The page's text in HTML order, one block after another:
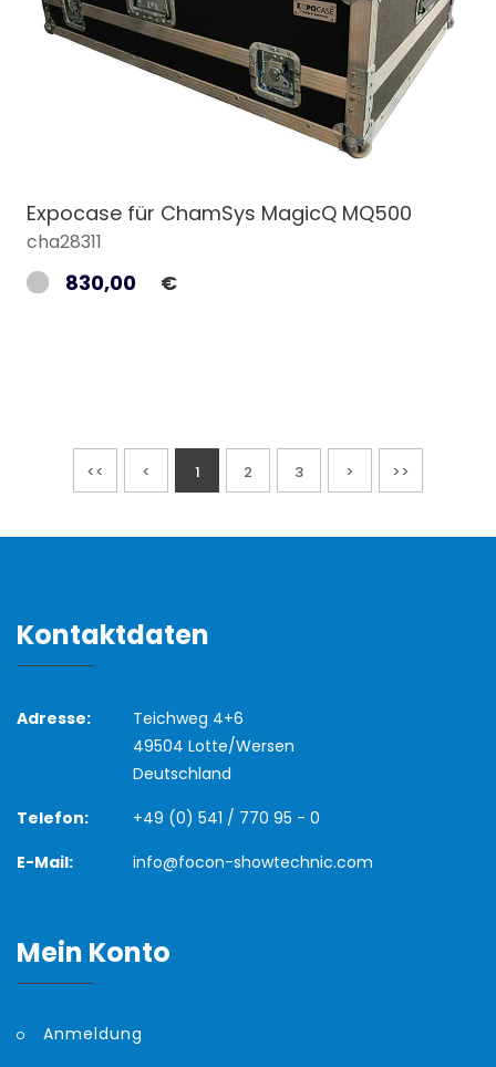
Expocase für ChamSys MagicQ MQ500
cha28311
830,00 €
<< < 1 2 3 > >>
Kontaktdaten
Adresse:
Teichweg 4+6
49504 Lotte/Wersen
Deutschland
Telefon:
+49 (0) 541 / 770 95 - 0
E-Mail:
info@focon-showtechnic.com
Mein Konto
Anmeldung